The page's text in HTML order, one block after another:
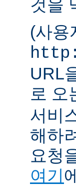
것을
(사용
URL
로 오
서비
해하
요청
여기